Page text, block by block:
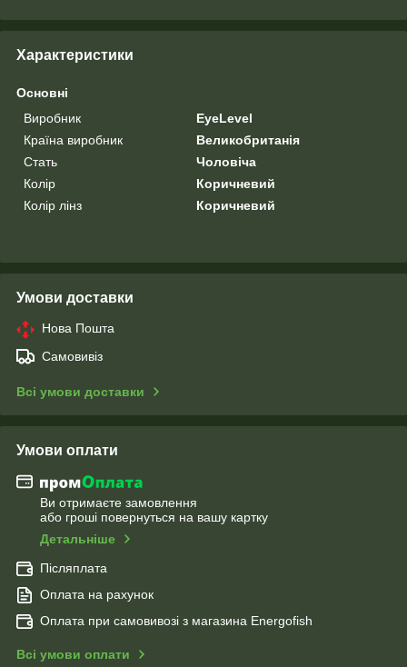
Характеристики
Основні
Виробник
EyeLevel
Країна виробник
Великобританія
Стать
Чоловіча
Колір
Коричневий
Колір лінз
Коричневий
Умови доставки
Нова Пошта
Самовивіз
Всі умови доставки
Умови оплати
Ви отримаєте замовлення
або гроші повернуться на вашу картку
Детальніше
Післяплата
Оплата на рахунок
Оплата при самовивозі з магазина Energofish
Всі умови оплати